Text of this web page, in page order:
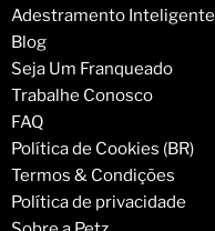
Adestramento Inteligente
Blog
Seja Um Franqueado
Trabalhe Conosco
FAQ
Política de Cookies (BR)
Termos & Condições
Política de privacidade